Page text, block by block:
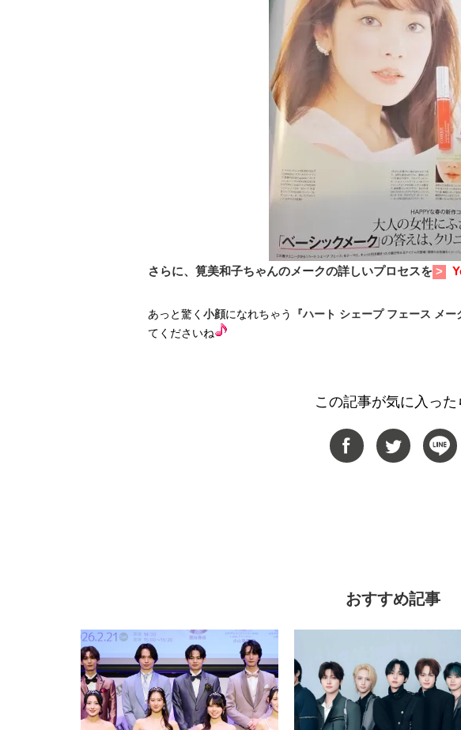
さらに、 筧美和子ちゃんのメークの詳しいプロセスを
あっと驚く 小顔になれちゃう 『ハート シェープ フェース メー
てくださいね
この記事が気に入った
おすすめ記事
コスメをCHECK
2025.12.16
BEAUTY
【J’s Picks】悲しい経
着いた…J-BOY三上龍
い“オールインワン”ア
ューティ＆ファッショ
2026.08.05
BEAUTY
【注目アーティスト
て？】自称“コスメオ
い”のポーチの中身、
BEAUTY
【J’s Picks】J-GIRL
徹底した日焼けケア！
ばん大切なのは…〈ビ
ファッション夏の必需
2026.07.24
BEAUTY
愛用スキンケア
2025.12.16